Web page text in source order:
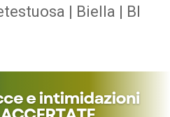
| Biella | BI